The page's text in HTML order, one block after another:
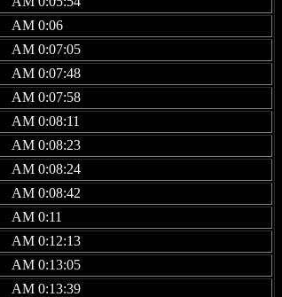
AM 0:06
AM 0:07:05
AM 0:07:48
AM 0:07:58
AM 0:08:11
AM 0:08:23
AM 0:08:24
AM 0:08:42
AM 0:11
AM 0:12:13
AM 0:13:05
AM 0:13:39